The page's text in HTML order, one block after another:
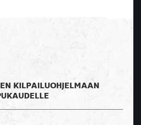
KILPAILUOHJELMAAN